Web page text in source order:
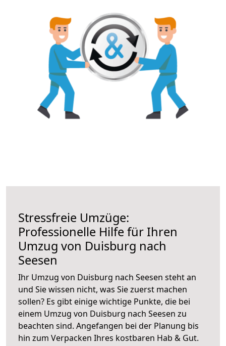
Stressfreie Umzüge:
Professionelle Hilfe für Ihren
Umzug von Duisburg nach
Seesen
Ihr Umzug von Duisburg nach Seesen steht an
und Sie wissen nicht, was Sie zuerst machen
sollen? Es gibt einige wichtige Punkte, die bei
einem Umzug von Duisburg nach Seesen zu
beachten sind. Angefangen bei der Planung bis
hin zum Verpacken Ihres kostbaren Hab & Gut.